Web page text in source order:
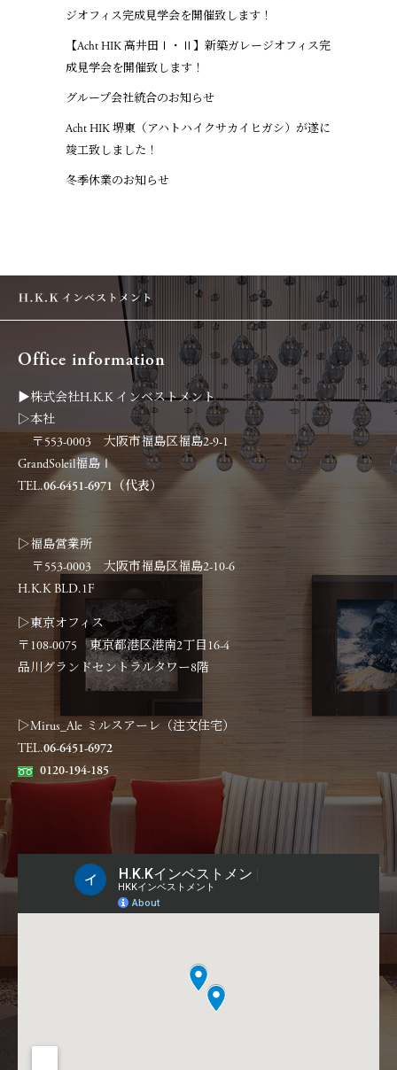
ジオフィス完成見学会を開催致します！
【Acht HIK 高井田Ⅰ・Ⅱ】新築ガレージオフィス完
成見学会を開催致します！
グループ会社統合のお知らせ
Acht HIK 堺東（アハトハイクサカイヒガシ）が遂に
竣工致しました！
冬季休業のお知らせ
Office information
▶︎株式会社H.K.K インベストメント
▷本社
〒553-0003 大阪市福島区福島2-9-1
GrandSoleil福島Ⅰ
TEL.06-6451-6971（代表）
▷福島営業所
〒553-0003 大阪市福島区福島2-10-6
H.K.K BLD.1F
▷東京オフィス
〒108-0075 東京都港区港南2丁目16-4
品川グランドセントラルタワー8階
▷Mirus_Ale ミルスアーレ（注文住宅）
TEL.06-6451-6972
0120-194-185